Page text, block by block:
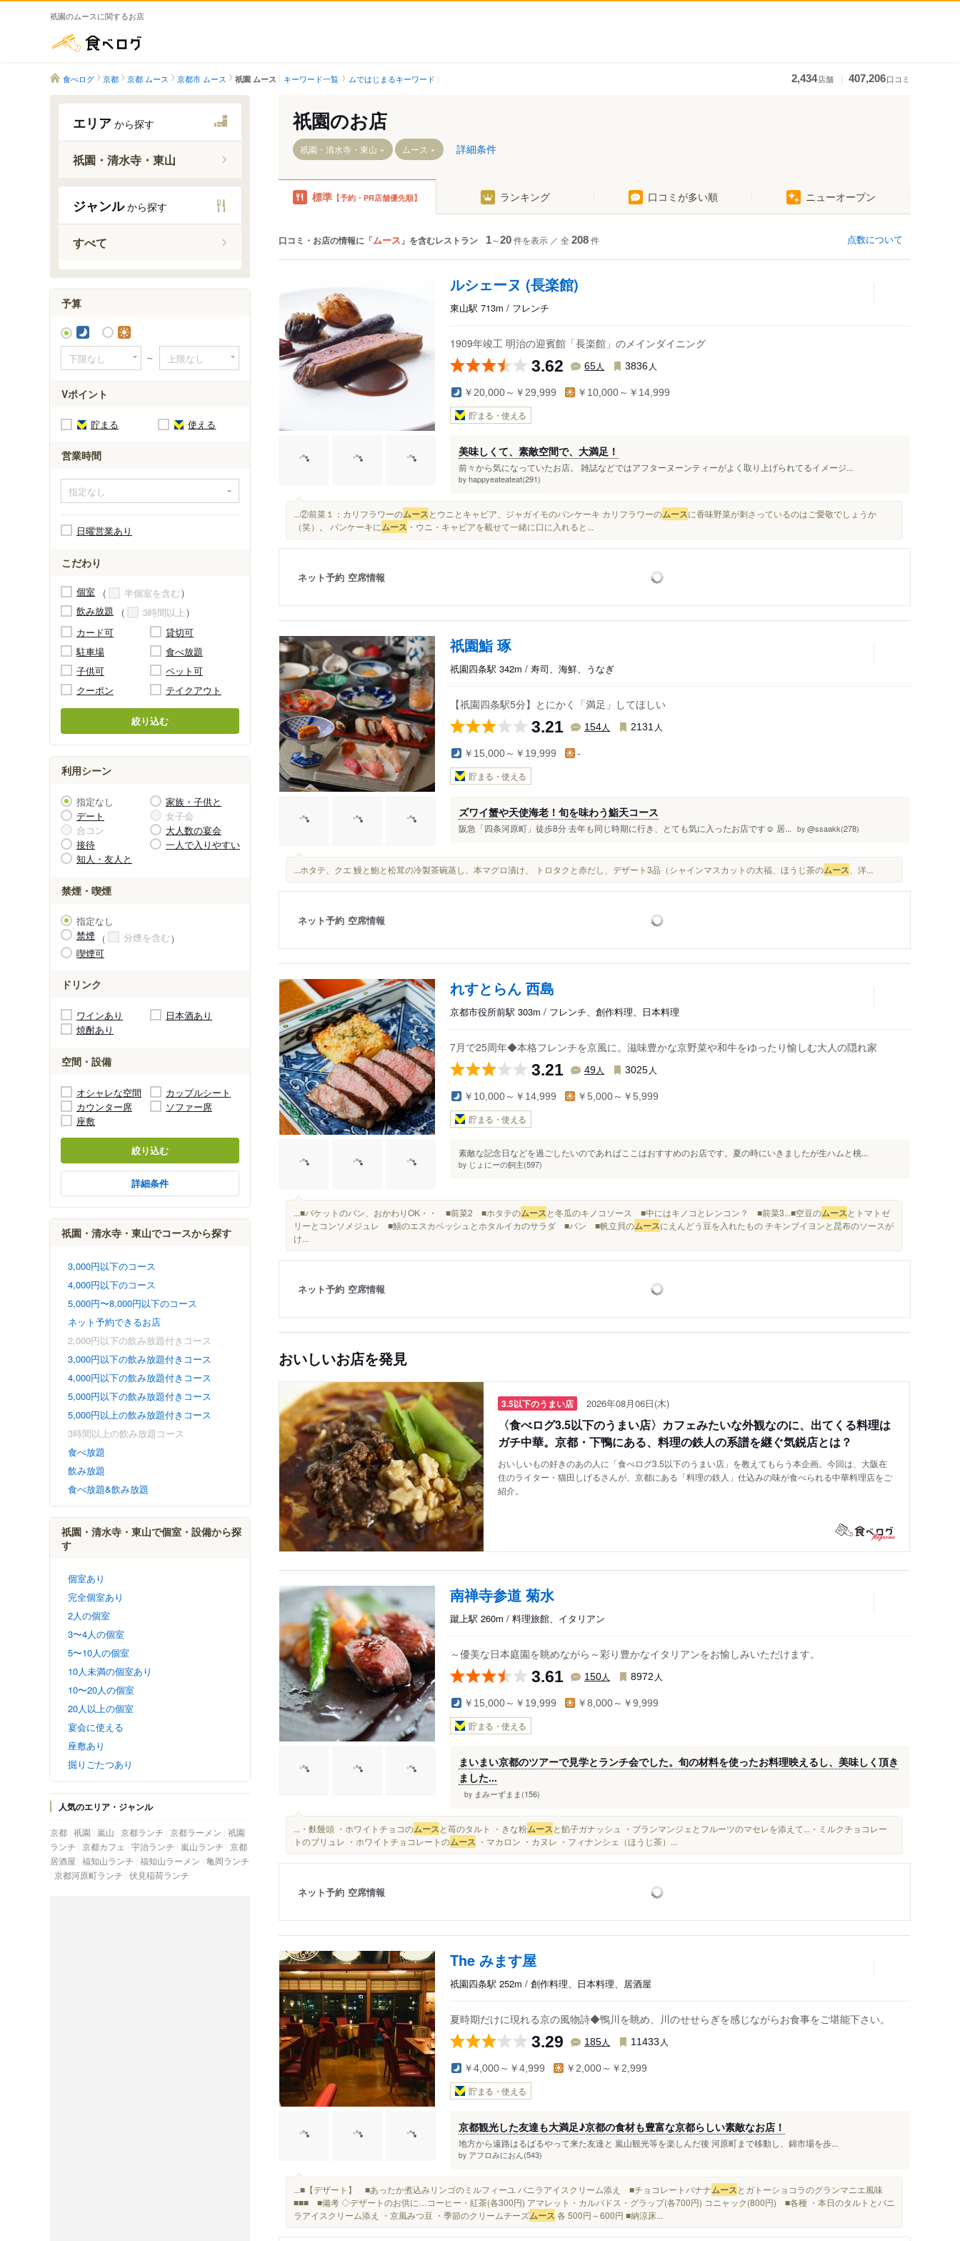
祇園のムースに関するお店
食べログ 京都 京都 ムース 京都市 ムース 祇園 ムース キーワード一覧 ムではじまるキーワード 2,434店舗 407,206口コミ
エリア から探す
祇園・清水寺・東山
三条京阪駅
蹴上駅
清水五条駅
ジャンルから探す
すべて
予算
～
Vポイント
貯まる 使える
営業時間
日曜営業あり
こだわり
個室
半個室を含む
飲み放題
3時間以上
カード可
貸切可
駐車場
食べ放題
子供可
ペット可
クーポン
テイクアウト
絞り込む
利用シーン
指定なし
家族・子供と
デート
女子会
合コン
大人数の宴会
接待
一人で入りやすい
知人・友人と
禁煙・喫煙
指定なし
禁煙
分煙を含む
喫煙可
ドリンク
ワインあり
日本酒あり
焼酎あり
空間・設備
オシャレな空間
カップルシート
カウンター席
ソファー席
座敷
絞り込む
詳細条件
祇園・清水寺・東山でコースから探す
3,000円以下のコース
4,000円以下のコース
5,000円〜8,000円以下のコース
ネット予約できるお店
2,000円以下の飲み放題付きコース
3,000円以下の飲み放題付きコース
4,000円以下の飲み放題付きコース
5,000円以下の飲み放題付きコース
5,000円以上の飲み放題付きコース
3時間以上の飲み放題コース
食べ放題
飲み放題
食べ放題&飲み放題
祇園・清水寺・東山で個室・設備から探
す
個室あり
完全個室あり
2人の個室
3〜4人の個室
5〜10人の個室
10人未満の個室あり
10〜20人の個室
20人以上の個室
宴会に使える
座敷あり
掘りごたつあり
人気のエリア・ジャンル
京都 祇園 嵐山 京都ランチ 京都ラーメン 祇園
ランチ 京都カフェ 宇治ランチ 嵐山ランチ 京都
居酒屋 福知山ランチ 福知山ラーメン 亀岡ランチ
京都河原町ランチ 伏見稲荷ランチ
祇園のお店
祇園・清水寺・東山 ムース 詳細条件
標準 【予約・PR店舗優先順】 ランキング 口コミが多い順 ニューオープン
口コミ・お店の情報に「ムース 」を含むレストラン 1～20件を表示 ／ 全 208件 点数について
ルシェーヌ (長楽館)
東山駅 713m / フレンチ
1909年竣工 明治の迎賓館「長楽館」のメインダイニング
3.62 65人 3836 人
￥20,000～￥29,999 ￥10,000～￥14,999
貯まる・使える
美味しくて、素敵空間で、大満足！
前々から気になっていたお店。 雑誌などではアフターヌーンティーがよく取り上げられてるイメージ...
by happyeateateat(291)
...②前菜１：カリフラワーのムースとウニとキャビア、ジャガイモのパンケーキ カリフラワーのムースに香味野菜が刺さっているのはご愛敬でしょうか
（笑）。 パンケーキにムース ・ウニ・キャビアを載せて一緒に口に入れると...
ネット予約 空席情報
祇園鮨 琢
祇園四条駅 342m / 寿司、海鮮、うなぎ
【祇園四条駅5分】とにかく「満足」してほしい
3.21 154人 2131 人
￥15,000～￥19,999 -
貯まる・使える
ズワイ蟹や天使海老！旬を味わう鮨天コース
阪急「四条河原町」徒歩8分 去年も同じ時期に行き、とても気に入ったお店です☺️ 居... by @ssaakk(278)
...ホタテ、クエ 鰻と鮑と松茸の冷製茶碗蒸し、本マグロ漬け、 トロタクと赤だし、デザート3品（シャインマスカットの大福、ほうじ茶のムース 、洋...
ネット予約 空席情報
れすとらん 西島
京都市役所前駅 303m / フレンチ、創作料理、日本料理
7月で25周年◆本格フレンチを京風に。滋味豊かな京野菜や和牛をゆったり愉しむ大人の隠れ家
3.21 49人 3025 人
￥10,000～￥14,999 ￥5,000～￥5,999
貯まる・使える
素敵な記念日などを過ごしたいのであればここはおすすめのお店です。夏の時にいきましたが生ハムと桃...
by じょにーの飼主(597)
...■バケットのパン、おかわりOK・・ ■前菜2 ■ホタテのムースと冬瓜のキノコソース ■中にはキノコとレンコン？ ■前菜3...■空豆のムースとトマトゼ
リーとコンソメジュレ ■鱚のエスカベッシュとホタルイカのサラダ ■パン ■帆立貝のムースにえんどう豆を入れたもの チキンブイヨンと昆布のソースが
け...
ネット予約 空席情報
おいしいお店を発見
3.5以下のうまい店 2026年08月06日(木)
〈食べログ3.5以下のうまい店〉カフェみたいな外観なのに、出てくる料理は
ガチ中華。京都・下鴨にある、料理の鉄人の系譜を継ぐ気鋭店とは？
おいしいもの好きのあの人に「食べログ3.5以下のうまい店」を教えてもらう本企画。今回は、大阪在
住のライター・猫田しげるさんが、京都にある「料理の鉄人」仕込みの味が食べられる中華料理店をご
紹介。
南禅寺参道 菊水
蹴上駅 260m / 料理旅館、イタリアン
～優美な日本庭園を眺めながら～彩り豊かなイタリアンをお愉しみいただけます。
3.61 150人 8972 人
￥15,000～￥19,999 ￥8,000～￥9,999
貯まる・使える
まいまい京都のツアーで見学とランチ会でした。旬の材料を使ったお料理映えるし、美味しく頂き
ました...
by まみーずまま(156)
...・麩饅頭 ・ホワイトチョコのムースと苺のタルト ・きな粉ムースと餡子ガナッシュ ・ブランマンジェとフルーツのマセレを添えて...・ミルクチョコレー
トのブリュレ ・ホワイトチョコレートのムース ・マカロン ・カヌレ ・フィナンシェ（ほうじ茶）...
ネット予約 空席情報
The みます屋
祇園四条駅 252m / 創作料理、日本料理、居酒屋
夏時期だけに現れる京の風物詩◆鴨川を眺め、川のせせらぎを感じながらお食事をご堪能下さい。
3.29 185人 11433 人
￥4,000～￥4,999 ￥2,000～￥2,999
貯まる・使える
京都観光した友達も大満足♪京都の食材も豊富な京都らしい素敵なお店！
地方から遠路はるばるやって来た友達と 嵐山観光等を楽しんだ後 河原町まで移動し、錦市場を歩...
by アフロみにおん(543)
...■【デザート】 ■あったか煮込みリンゴのミルフィーユ バニラアイスクリーム添え ■チョコレートバナナムースとガトーショコラのグランマニエ風味
■■■ ■備考 ◇デザートのお供に…コーヒー・紅茶(各300円) アマレット・カルバドス・グラップ(各700円) コニャック(800円) ■各種 ・本日のタルトとバニ
ラアイスクリーム添え ・京風みつ豆 ・季節のクリームチーズムース 各 500円～600円 ■納涼床...